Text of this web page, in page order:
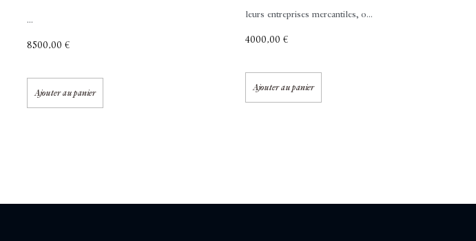
...
8500,00 €
Ajouter au panier
leurs entreprises mercantiles, o...
4000,00 €
Ajouter au panier